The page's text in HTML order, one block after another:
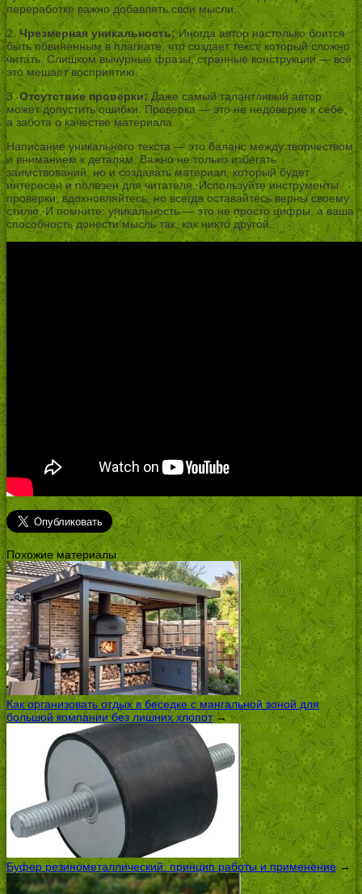
переработке важно добавлять свои мысли.
2.Чрезмерная уникальность:Иногда автор настолько боится
быть обвиненным в плагиате, что создает текст, который сложно
читать. Слишком вычурные фразы, странные конструкции — всё
это мешает восприятию.
3.Отсутствие проверки:Даже самый талантливый автор
может допустить ошибки. Проверка — это не недоверие к себе,
а забота о качестве материала.
Написание уникального текста — это баланс между творчеством
и вниманием к деталям. Важно не только избегать
заимствований, но и создавать материал, который будет
интересен и полезен для читателя. Используйте инструменты
проверки, вдохновляйтесь, но всегда оставайтесь верны своему
стилю. И помните: уникальность — это не просто цифры, а ваша
способность донести мысль так, как никто другой.
Похожие материалы
Как организовать отдых в беседке с мангальной зоной для
большой компании без лишних хлопот→
Буфер резинометаллический: принцип работы и применение→